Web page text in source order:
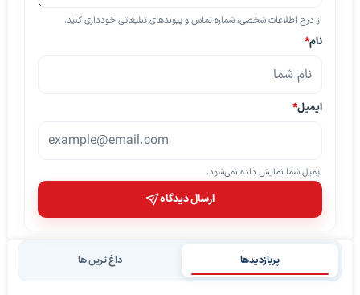
از درج اطلاعات شخصی، شماره تماس و پیوندهای تبلیغاتی خودداری کنید.
نام*
ایمیل*
ایمیل شما نمایش داده نمی‌شود.
ارسال دیدگاه
پربازدیدها داغ ترین ها